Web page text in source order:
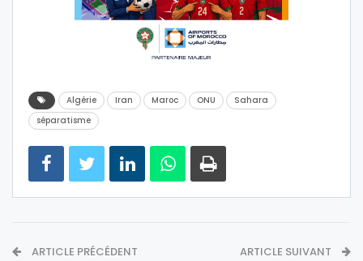
Algérie Iran Maroc ONU
Sahara
séparatisme
ARTICLE PRÉCÉDENT ARTICLE SUIVANT